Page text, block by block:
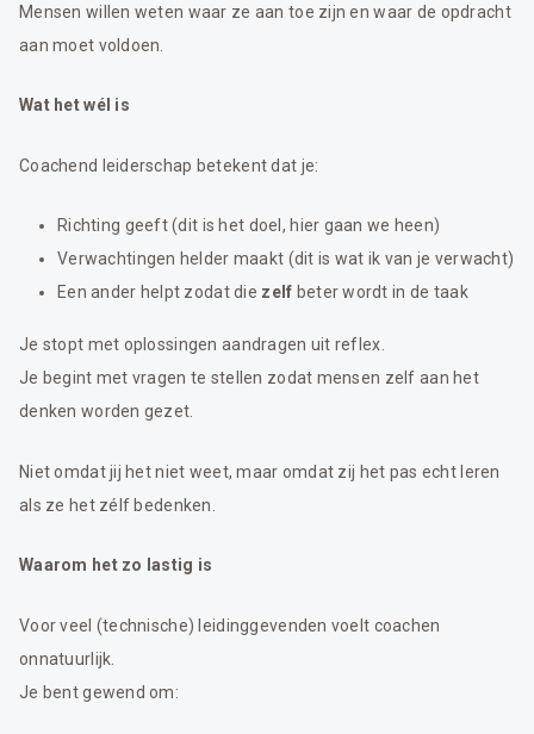
Mensen willen weten waar ze aan toe zijn en waar de opdracht
aan moet voldoen.
Wat het wél is
Coachend leiderschap betekent dat je:
Richting geeft (dit is het doel, hier gaan we heen)
Verwachtingen helder maakt (dit is wat ik van je verwacht)
Een ander helpt zodat die zelf beter wordt in de taak
Je stopt met oplossingen aandragen uit reflex.
Je begint met vragen te stellen zodat mensen zelf aan het
denken worden gezet.
Niet omdat jij het niet weet, maar omdat zij het pas echt leren
als ze het zélf bedenken.
Waarom het zo lastig is
Voor veel (technische) leidinggevenden voelt coachen
onnatuurlijk.
Je bent gewend om: